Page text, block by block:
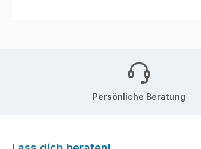
Persönliche Beratung